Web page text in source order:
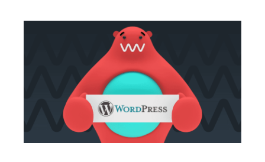
všímat
výběru
důvěryhodného
pluginu
do
WordPressu